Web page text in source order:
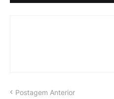
Postagem Anterior